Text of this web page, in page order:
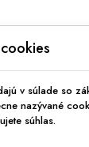
hračky
v súlade so
nazývané
súhlas.